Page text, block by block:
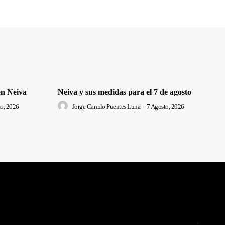
Neiva
2026
Neiva y sus medidas para el 7 de agosto
Jorge Camilo Puentes Luna - 7 Agosto, 2026